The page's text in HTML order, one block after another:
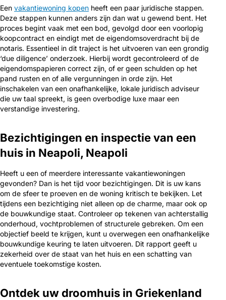
Een vakantiewoning kopen heeft een paar juridische stappen.
Deze stappen kunnen anders zijn dan wat u gewend bent. Het
proces begint vaak met een bod, gevolgd door een voorlopig
koopcontract en eindigt met de eigendomsoverdracht bij de
notaris. Essentieel in dit traject is het uitvoeren van een grondig
‘due diligence’ onderzoek. Hierbij wordt gecontroleerd of de
eigendomspapieren correct zijn, of er geen schulden op het
pand rusten en of alle vergunningen in orde zijn. Het
inschakelen van een onafhankelijke, lokale juridisch adviseur
die uw taal spreekt, is geen overbodige luxe maar een
verstandige investering.
Bezichtigingen en inspectie van een
huis in Neapoli, Neapoli
Heeft u een of meerdere interessante vakantiewoningen
gevonden? Dan is het tijd voor bezichtigingen. Dit is uw kans
om de sfeer te proeven en de woning kritisch te bekijken. Let
tijdens een bezichtiging niet alleen op de charme, maar ook op
de bouwkundige staat. Controleer op tekenen van achterstallig
onderhoud, vochtproblemen of structurele gebreken. Om een
objectief beeld te krijgen, kunt u overwegen een onafhankelijke
bouwkundige keuring te laten uitvoeren. Dit rapport geeft u
zekerheid over de staat van het huis en een schatting van
eventuele toekomstige kosten.
Ontdek uw droomhuis in Griekenland